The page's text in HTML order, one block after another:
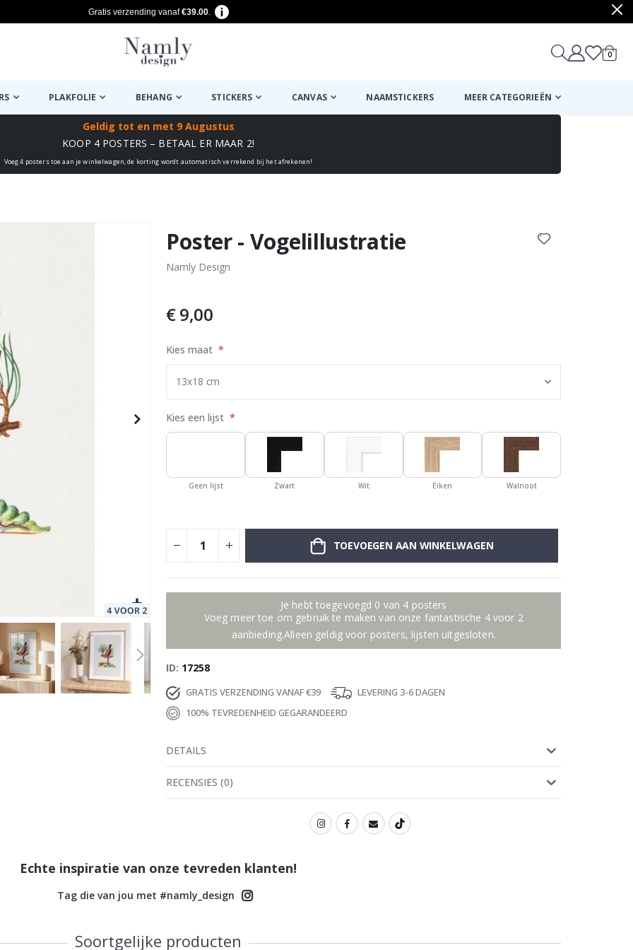
Gratis verzending vanaf€39.00.
0
PLAKFOLIE BEHANG STICKERS CANVAS NAAMSTICKERS MEER CATEGORIEËN
Geldig tot en met 9 Augustus
KOOP 4 POSTERS – BETAAL ER MAAR 2!
Voeg 4 posters toe aan je winkelwagen, de korting wordt automatisch verrekend bij het afrekenen!
✔
17,00 €
Poster - Vogelillustratie
Namly Design
€ 9,00
Kies maat
Kies een lijst
Geen lijst Zwart Wit Eiken Walnoot
TOEVOEGEN AAN WINKELWAGEN
Je hebt toegevoegd 0 van 4 posters
Voeg meer toe om gebruik te maken van onze fantastische 4 voor 2
aanbieding.Alleen geldig voor posters, lijsten uitgesloten.
ID 17258
GRATIS VERZENDING VANAF €39
LEVERING 3-6 DAGEN
100% TEVREDENHEID GEGARANDEERD
DETAILS
RECENSIES (0)
Echte inspiratie van onze tevreden klanten!
Tag die van jou met #namly_design
Soortgelijke producten